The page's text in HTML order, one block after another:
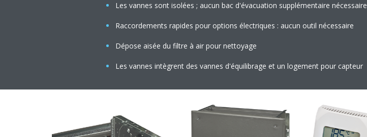
Les vannes sont isolées ; aucun bac d'évacuation supplémentaire nécessaire
Raccordements rapides pour options électriques : aucun outil nécessaire
Dépose aisée du filtre à air pour nettoyage
Les vannes intègrent des vannes d'équilibrage et un logement pour capteur